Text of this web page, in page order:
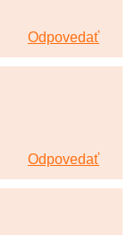
Odpovedať
Odpovedať